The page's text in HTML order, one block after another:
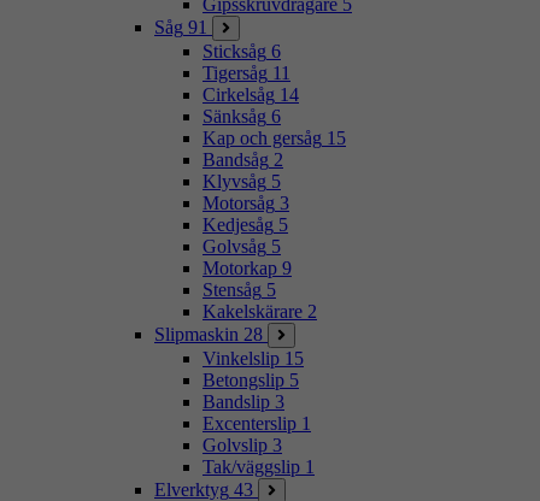
Gipsskruvdragare 5
Såg 91
Sticksåg 6
Tigersåg 11
Cirkelsåg 14
Sänksåg 6
Kap och gersåg 15
Bandsåg 2
Klyvsåg 5
Motorsåg 3
Kedjesåg 5
Golvsåg 5
Motorkap 9
Stensåg 5
Kakelskärare 2
Slipmaskin 28
Vinkelslip 15
Betongslip 5
Bandslip 3
Excenterslip 1
Golvslip 3
Tak/väggslip 1
Elverktyg 43